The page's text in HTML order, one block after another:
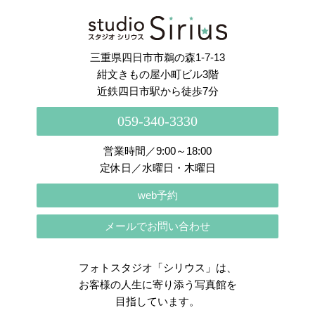
Instagram でフォロー
三重県四日市市鵜の森1-7-13
紺文きもの屋小町ビル3階
近鉄四日市駅から徒歩7分
059-340-3330
営業時間／9:00～18:00
定休日／水曜日・木曜日
web予約
メールでお問い合わせ
フォトスタジオ「シリウス」は、
お客様の人生に寄り添う写真館を
目指しています。